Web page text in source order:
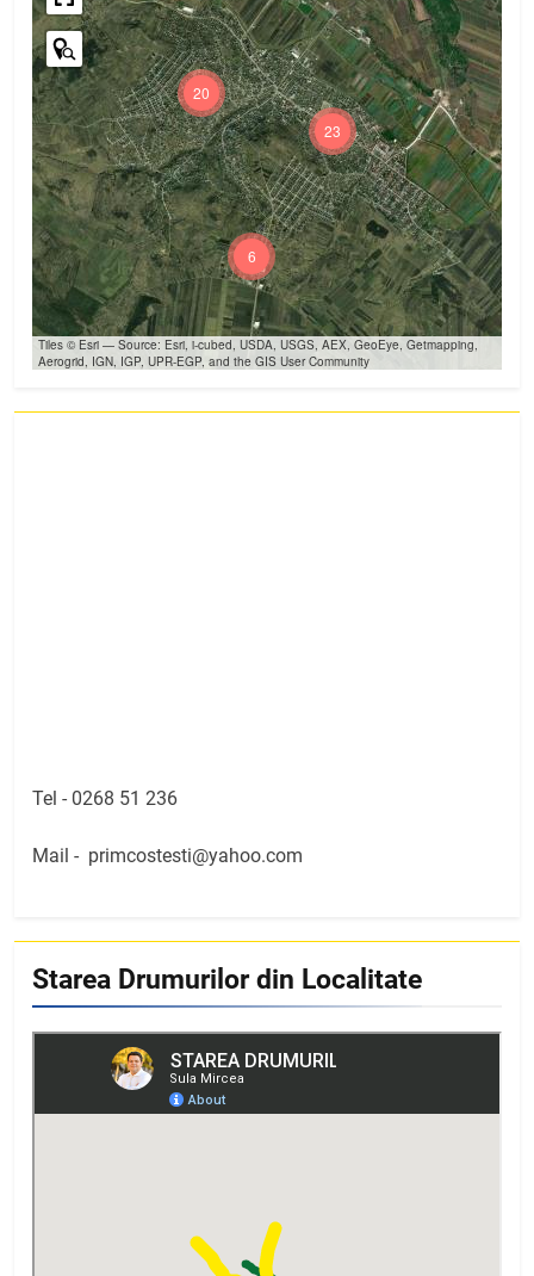
23
20
6
Tiles © Esri — Source: Esri, i-cubed, USDA, USGS, AEX, GeoEye, Getmapping,
Aerogrid, IGN, IGP, UPR-EGP, and the GIS User Community
Tel - 0268 51 236
Mail - primcostesti@yahoo.com
Starea Drumurilor din Localitate